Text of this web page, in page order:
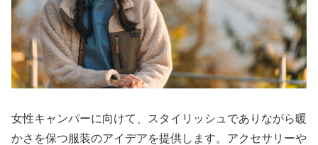
女性キャンパーに向けて、スタイリッシュでありながら暖
かさを保つ服装のアイデアを提供します。アクセサリーや